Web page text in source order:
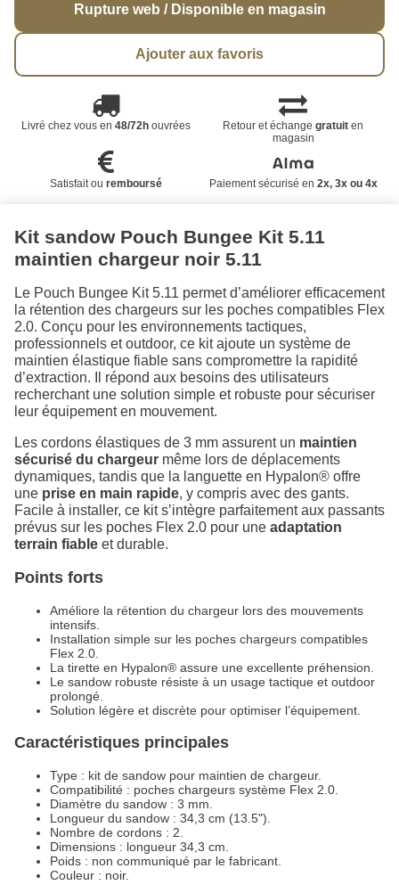
Rupture web / Disponible en magasin
Ajouter aux favoris
Livré chez vous en 48/72houvrées Retour et échangegratuit en
magasin
Satisfait ou remboursé Paiement sécurisé en 2x, 3x ou 4x
Kit sandow Pouch Bungee Kit 5.11
maintien chargeur noir 5.11
Le Pouch Bungee Kit 5.11 permet d’améliorer efficacement
la rétention des chargeurs sur les poches compatibles Flex
2.0. Conçu pour les environnements tactiques,
professionnels et outdoor, ce kit ajoute un système de
maintien élastique fiable sans compromettre la rapidité
d’extraction. Il répond aux besoins des utilisateurs
recherchant une solution simple et robuste pour sécuriser
leur équipement en mouvement.
Les cordons élastiques de 3 mm assurent un maintien
sécurisé du chargeur même lors de déplacements
dynamiques, tandis que la languette en Hypalon® offre
une prise en main rapide, y compris avec des gants.
Facile à installer, ce kit s’intègre parfaitement aux passants
prévus sur les poches Flex 2.0 pour une adaptation
terrain fiable et durable.
Points forts
Améliore la rétention du chargeur lors des mouvements
intensifs.
Installation simple sur les poches chargeurs compatibles
Flex 2.0.
La tirette en Hypalon® assure une excellente préhension.
Le sandow robuste résiste à un usage tactique et outdoor
prolongé.
Solution légère et discrète pour optimiser l’équipement.
Caractéristiques principales
Type : kit de sandow pour maintien de chargeur.
Compatibilité : poches chargeurs système Flex 2.0.
Diamètre du sandow : 3 mm.
Longueur du sandow : 34,3 cm (13.5").
Nombre de cordons : 2.
Dimensions : longueur 34,3 cm.
Poids : non communiqué par le fabricant.
Couleur : noir.